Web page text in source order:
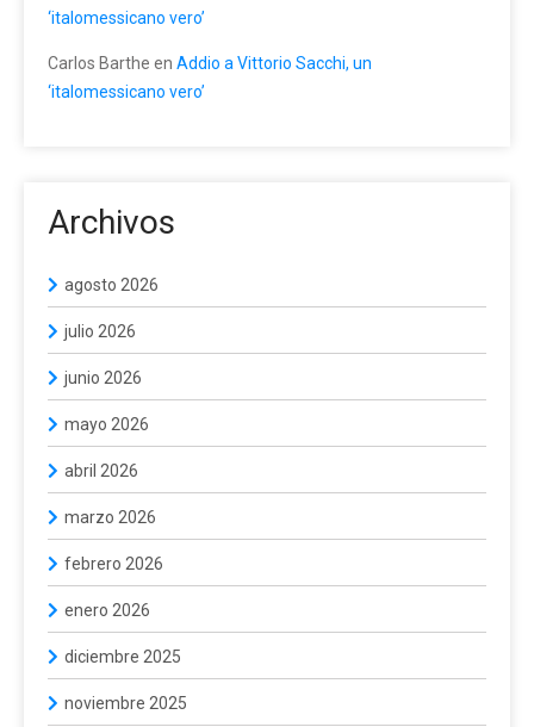
‘italomessicano vero’
Carlos Barthe en Addio a Vittorio Sacchi, un
‘italomessicano vero’
Archivos
agosto 2026
julio 2026
junio 2026
mayo 2026
abril 2026
marzo 2026
febrero 2026
enero 2026
diciembre 2025
noviembre 2025